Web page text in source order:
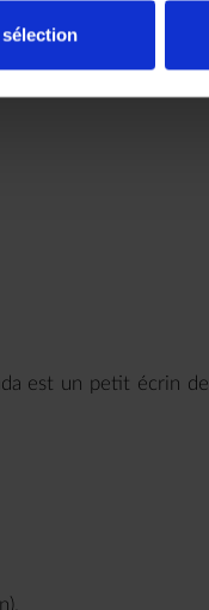
et Miranda ; balades
sur la rivière Salobra ;
activités de pêche et
est un petit écrin de